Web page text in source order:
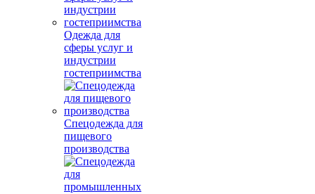
Одежда для
сферы услуг и
индустрии
гостеприимства
Спецодежда для
пищевого
производства